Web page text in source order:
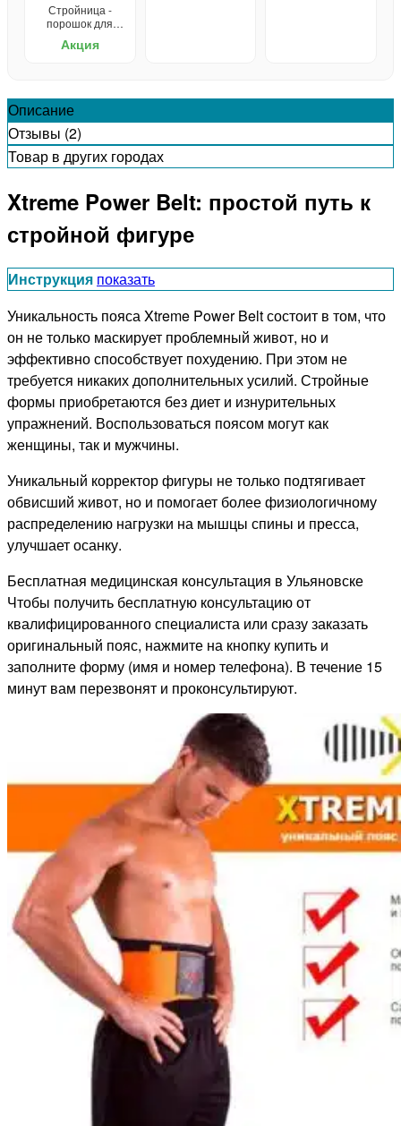
Стройница -
порошок для
Акция
Описание
Отзывы (2)
Товар в других городах
Xtreme Power Belt: простой путь к
стройной фигуре
Инструкция показать
Уникальность пояса Xtreme Power Belt состоит в том, что
он не только маскирует проблемный живот, но и
эффективно способствует похудению. При этом не
требуется никаких дополнительных усилий. Стройные
формы приобретаются без диет и изнурительных
упражнений. Воспользоваться поясом могут как
женщины, так и мужчины.
Уникальный корректор фигуры не только подтягивает
обвисший живот, но и помогает более физиологичному
распределению нагрузки на мышцы спины и пресса,
улучшает осанку.
Бесплатная медицинская консультация в Ульяновске
Чтобы получить бесплатную консультацию от
квалифицированного специалиста или сразу заказать
оригинальный пояс, нажмите на кнопку купить и
заполните форму (имя и номер телефона). В течение 15
минут вам перезвонят и проконсультируют.